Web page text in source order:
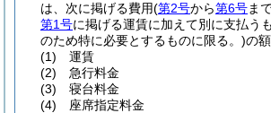
は、次に掲げる費用(第2号から第6号ま
第1号に掲げる運賃に加えて別に支払う
のため特に必要とするものに限る。)の
(1)
運賃
(2)
急行料金
(3)
寝台料金
(4)
座席指定料金